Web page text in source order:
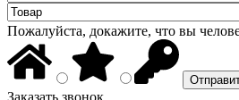
Пожалуйста, докажите, что вы
Заказать звонок